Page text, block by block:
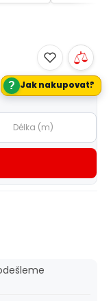
? Jak nakupovat?